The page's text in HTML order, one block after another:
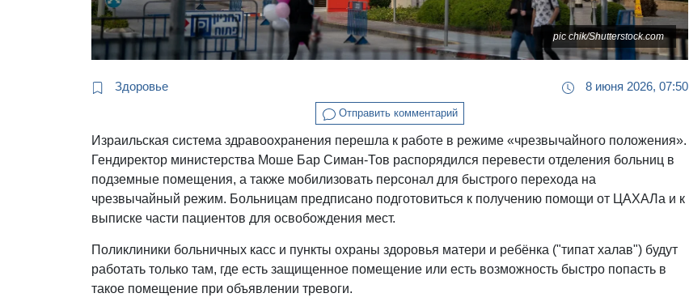
pic chik/Shutterstock.com
Здоровье 8 июня 2026, 07:50
Отправить комментарий
Израильская система здравоохранения перешла к работе в режиме «чрезвычайного положения».
Гендиректор министерства Моше Бар Симан-Тов распорядился перевести отделения больниц в
подземные помещения, а также мобилизовать персонал для быстрого перехода на
чрезвычайный режим. Больницам предписано подготовиться к получению помощи от ЦАХАЛа и к
выписке части пациентов для освобождения мест.
Поликлиники больничных касс и пункты охраны здоровья матери и ребёнка ("типат халав") будут
работать только там, где есть защищенное помещение или есть возможность быстро попасть в
такое помещение при объявлении тревоги.